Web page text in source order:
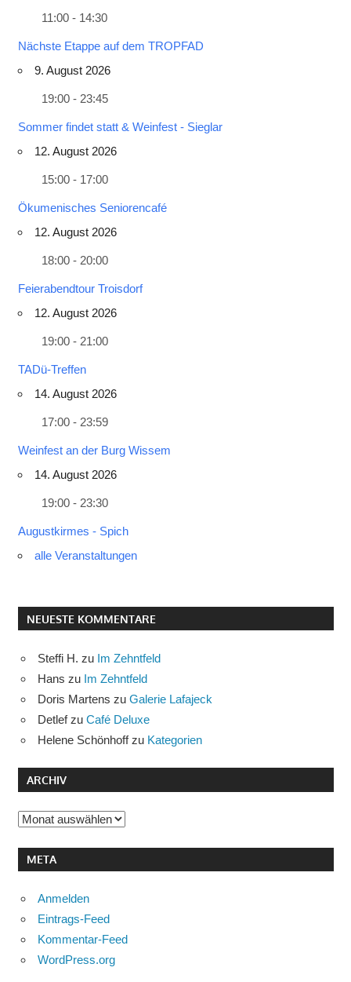
11:00 - 14:30
Nächste Etappe auf dem TROPFAD
9. August 2026
19:00 - 23:45
Sommer findet statt & Weinfest - Sieglar
12. August 2026
15:00 - 17:00
Ökumenisches Seniorencafé
12. August 2026
18:00 - 20:00
Feierabendtour Troisdorf
12. August 2026
19:00 - 21:00
TADü-Treffen
14. August 2026
17:00 - 23:59
Weinfest an der Burg Wissem
14. August 2026
19:00 - 23:30
Augustkirmes - Spich
alle Veranstaltungen
NEUESTE KOMMENTARE
Steffi H. zu Im Zehntfeld
Hans zu Im Zehntfeld
Doris Martens zu Galerie Lafajeck
Detlefzu Café Deluxe
Helene Schönhoffzu Kategorien
ARCHIV
Archiv
META
Anmelden
Eintrags-Feed
Kommentar-Feed
WordPress.org